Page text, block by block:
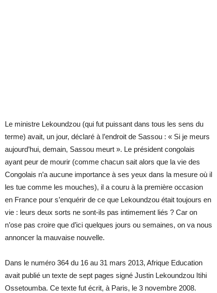
Le ministre Lekoundzou (qui fut puissant dans tous les sens du
terme) avait, un jour, déclaré à l’endroit de Sassou : « Si je meurs
aujourd’hui, demain, Sassou meurt ». Le président congolais
ayant peur de mourir (comme chacun sait alors que la vie des
Congolais n’a aucune importance à ses yeux dans la mesure où il
les tue comme les mouches), il a couru à la première occasion
en France pour s’enquérir de ce que Lekoundzou était toujours en
vie : leurs deux sorts ne sont-ils pas intimement liés ? Car on
n’ose pas croire que d’ici quelques jours ou semaines, on va nous
annoncer la mauvaise nouvelle.
Dans le numéro 364 du 16 au 31 mars 2013, Afrique Education
avait publié un texte de sept pages signé Justin Lekoundzou Itihi
Ossetoumba. Ce texte fut écrit, à Paris, le 3 novembre 2008.